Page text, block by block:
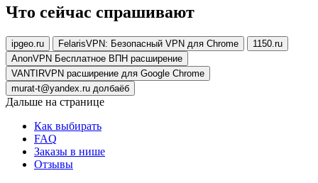
Что сейчас спрашивают
ipgeo.ru FelarisVPN: Безопасный VPN для Chrome
1150.ru
AnonVPN Бесплатное ВПН расширение
VANTIRVPN расширение для Google Chrome
murat-t@yandex.ru долбаёб
Дальше на странице
Как выбирать
FAQ
Заказы в нише
Отзывы